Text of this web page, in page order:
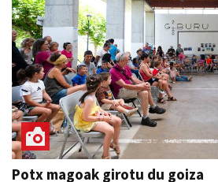
Potx magoak girotu du goiza